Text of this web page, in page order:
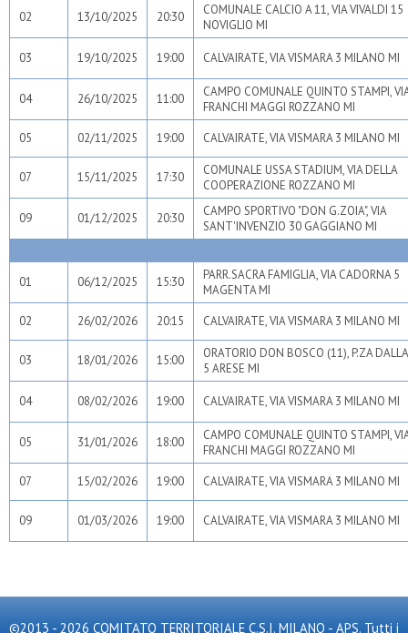
02 13/10/2025 20:30
COMUNALE CALCIO A 11, VIA VIVALDI 15
NOVIGLIO MI
03 19/10/2025 19:00 CALVAIRATE, VIA VISMARA 3 MILANO MI
04 26/10/2025 11:00
CAMPO COMUNALE QUINTO STAMPI,
FRANCHI MAGGI ROZZANO MI
05
02/11/2025 19:00 CALVAIRATE, VIA VISMARA 3 MILANO MI
07 15/11/2025 17:30
COMUNALE USSA STADIUM, VIA DELLA
COOPERAZIONE ROZZANO MI
09 01/12/2025 20:30
CAMPO SPORTIVO "DON G.ZOIA", VIA
SANT'INVENZIO 30 GAGGIANO MI
01 06/12/2025 15:30
PARR.SACRA FAMIGLIA, VIA CADORNA 5
MAGENTA MI
02
26/02/2026 20:15 CALVAIRATE, VIA VISMARA 3 MILANO MI
03 18/01/2026 15:00
ORATORIO DON BOSCO (11), P.ZA
5 ARESE MI
04 08/02/2026 19:00 CALVAIRATE, VIA VISMARA 3 MILANO MI
05 31/01/2026 18:00
CAMPO COMUNALE QUINTO STAMPI,
FRANCHI MAGGI ROZZANO MI
07
15/02/2026 19:00 CALVAIRATE, VIA VISMARA 3 MILANO MI
09 01/03/2026 19:00 CALVAIRATE, VIA VISMARA 3 MILANO MI
©2013 - 2026 COMITATO TERRITORIALE C.S.I. MILANO - APS. Tutti i